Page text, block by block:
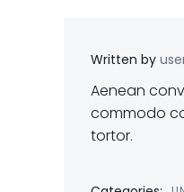
Written by
Aenean
commodo
tortor.